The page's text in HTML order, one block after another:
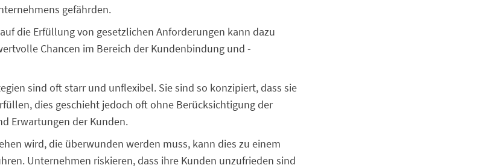
gefährden.
die Erfüllung von gesetzlichen Anforderungen kann dazu
Chancen im Bereich der Kundenbindung und -
sind oft starr und unflexibel. Sie sind so konzipiert, dass sie
dies geschieht jedoch oft ohne Berücksichtigung der
Erwartungen der Kunden.
wird, die überwunden werden muss, kann dies zu einem
Unternehmen riskieren, dass ihre Kunden unzufrieden sind